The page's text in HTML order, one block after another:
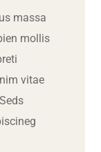
massa
mollis
vitae